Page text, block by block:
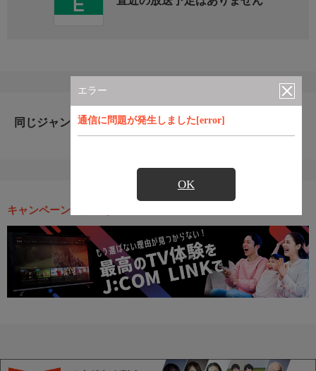
エラー
通信に問題が発生しました[error]
OK
同じジャンルのおすすめ番組
キャンペーン・お得な情報